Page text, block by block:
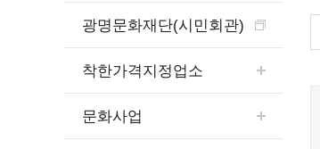
보도자료(2021.4월이전)
사전정보공표
어디서나 민원
민원 제증명 수수료 면제사항
행정처리기준편람
행정정보공동이용
대법원인터넷등기소
광명일자리센터
영화상영관 현황
출판사 및 인쇄소 현황
박물관/미술관 현황
문화유통업 현황
광명문화재단(시민회관)
착한가격지정업소
문화사업